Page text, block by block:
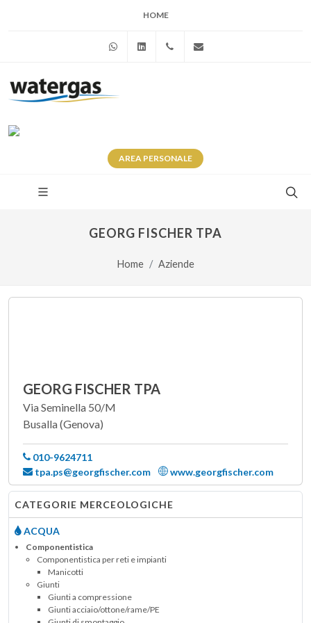
HOME
WhatsAppLinkedin+39 345 281 0246
AREA PERSONALE
GEORG FISCHER TPA
Home Aziende
GEORG FISCHER TPA
Via Seminella 50/M
Busalla (Genova)
010-9624711
tpa.ps@georgfischer.com
www.georgfischer.com
CATEGORIE MERCEOLOGICHE
ACQUA
Componentistica
Componentistica per reti e impianti
Manicotti
Giunti
Giunti a compressione
Giunti acciaio/ottone/rame/PE